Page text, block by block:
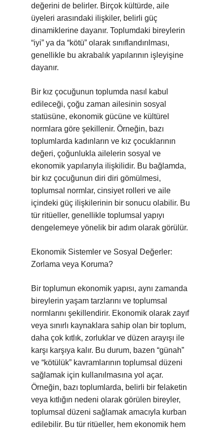
değerini de belirler. Birçok kültürde, aile
üyeleri arasındaki ilişkiler, belirli güç
dinamiklerine dayanır. Toplumdaki bireylerin
“iyi” ya da “kötü” olarak sınıflandırılması,
genellikle bu akrabalık yapılarının işleyişine
dayanır.
Bir kız çocuğunun toplumda nasıl kabul
edileceği, çoğu zaman ailesinin sosyal
statüsüne, ekonomik gücüne ve kültürel
normlara göre şekillenir. Örneğin, bazı
toplumlarda kadınların ve kız çocuklarının
değeri, çoğunlukla ailelerin sosyal ve
ekonomik yapılarıyla ilişkilidir. Bu bağlamda,
bir kız çocuğunun diri diri gömülmesi,
toplumsal normlar, cinsiyet rolleri ve aile
içindeki güç ilişkilerinin bir sonucu olabilir. Bu
tür ritüeller, genellikle toplumsal yapıyı
dengelemeye yönelik bir adım olarak görülür.
Ekonomik Sistemler ve Sosyal Değerler:
Zorlama veya Koruma?
Bir toplumun ekonomik yapısı, aynı zamanda
bireylerin yaşam tarzlarını ve toplumsal
normlarını şekillendirir. Ekonomik olarak zayıf
veya sınırlı kaynaklara sahip olan bir toplum,
daha çok kıtlık, zorluklar ve düzen arayışı ile
karşı karşıya kalır. Bu durum, bazen “günah”
ve “kötülük” kavramlarının toplumsal düzeni
sağlamak için kullanılmasına yol açar.
Örneğin, bazı toplumlarda, belirli bir felaketin
veya kıtlığın nedeni olarak görülen bireyler,
toplumsal düzeni sağlamak amacıyla kurban
edilebilir. Bu tür ritüeller, hem ekonomik hem